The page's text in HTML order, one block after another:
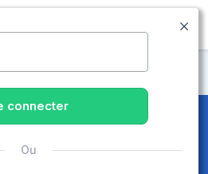
MENU
Moselle
et EHPAD
(57150)
connecter
Ou